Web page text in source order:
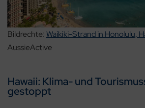
Bildrechte: Waikiki-Strand in Honolulu,
AussieActive
Hawaii: Klima- und
gestoppt